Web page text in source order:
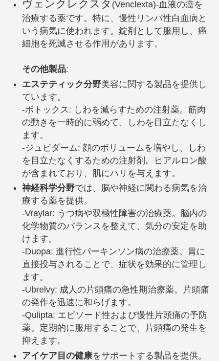
ヴェンクレクスタ (Venclexta)-血液の癌を
治療する薬です。特に、慢性リンパ性白血病と
いう病気に使われます。錠剤として服用し、癌
細胞を死滅させる作用があります。
その他製品:
エステティック分野美容に関する製品を提供し
ています。
-ボトックス: しわを減らすための注射薬。筋肉
の動きを一時的に弱めて、しわを目立たなくし
ます。
-ジュビダーム: 顔のボリュームを増やし、しわ
を目立たなくするための注射剤。ヒアルロン酸
が含まれており、肌にハリを与えます。
神経科学分野では、脳や神経に関わる病気を治
療する薬を提供。
-Vraylar: うつ病や双極性障害の治療薬。脳内の
化学物質のバランスを整えて、気分の安定を助
けます。
-Duopa: 進行性パーキンソン病の治療薬。胃に
直接投与されることで、症状を効果的に管理し
ます。
-Ubrelvy: 成人の片頭痛の急性期治療薬。片頭痛
の発作を迅速に和らげます。
-Qulipta: エピソード性および慢性片頭痛の予防
薬。定期的に服用することで、片頭痛の発生を
抑えます。
アイケア目の健康をサポートする製品を提供。